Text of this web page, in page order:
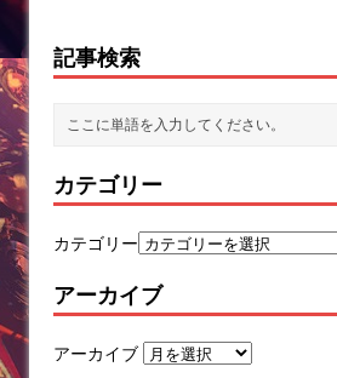
記事検索
カテゴリー
カテゴリー
アーカイブ
アーカイブ